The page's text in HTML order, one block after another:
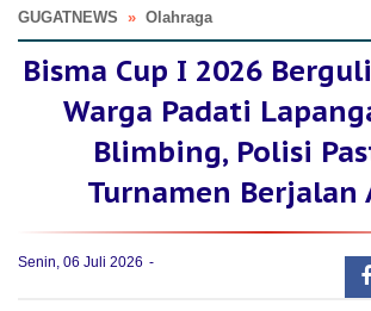
GUGATNEWS » Olahraga
Bisma Cup I 2026
Warga Padati
Blimbing, Polisi
Turnamen Berjalan
Senin, 06 Juli 2026